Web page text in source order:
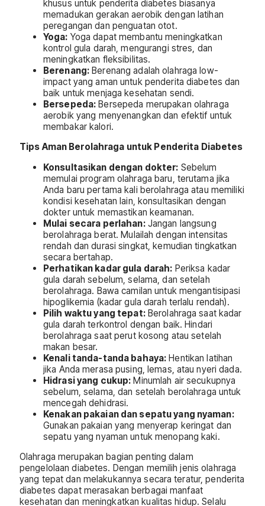
khusus untuk penderita diabetes biasanya
memadukan gerakan aerobik dengan latihan
peregangan dan penguatan otot.
Yoga: Yoga dapat membantu meningkatkan
kontrol gula darah, mengurangi stres, dan
meningkatkan fleksibilitas.
Berenang: Berenang adalah olahraga low-
impact yang aman untuk penderita diabetes dan
baik untuk menjaga kesehatan sendi.
Bersepeda: Bersepeda merupakan olahraga
aerobik yang menyenangkan dan efektif untuk
membakar kalori.
Tips Aman Berolahraga untuk Penderita Diabetes
Konsultasikan dengan dokter: Sebelum
memulai program olahraga baru, terutama jika
Anda baru pertama kali berolahraga atau memiliki
kondisi kesehatan lain, konsultasikan dengan
dokter untuk memastikan keamanan.
Mulai secara perlahan:Jangan langsung
berolahraga berat. Mulailah dengan intensitas
rendah dan durasi singkat, kemudian tingkatkan
secara bertahap.
Perhatikan kadar gula darah: Periksa kadar
gula darah sebelum, selama, dan setelah
berolahraga. Bawa camilan untuk mengantisipasi
hipoglikemia (kadar gula darah terlalu rendah).
Pilih waktu yang tepat:Berolahraga saat kadar
gula darah terkontrol dengan baik. Hindari
berolahraga saat perut kosong atau setelah
makan besar.
Kenali tanda-tanda bahaya: Hentikan latihan
jika Anda merasa pusing, lemas, atau nyeri dada.
Hidrasi yang cukup: Minumlah air secukupnya
sebelum, selama, dan setelah berolahraga untuk
mencegah dehidrasi.
Kenakan pakaian dan sepatu yang nyaman:
Gunakan pakaian yang menyerap keringat dan
sepatu yang nyaman untuk menopang kaki.
Olahraga merupakan bagian penting dalam
pengelolaan diabetes. Dengan memilih jenis olahraga
yang tepat dan melakukannya secara teratur, penderita
diabetes dapat merasakan berbagai manfaat
kesehatan dan meningkatkan kualitas hidup. Selalu